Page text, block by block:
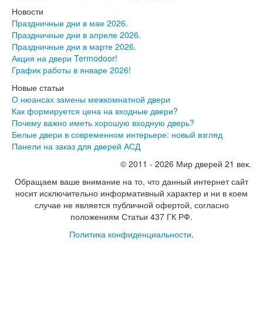
Двери Про
Инвизибл Про
Экошпон Про
Эмаль Про
Двери межкомнатные ВФД
Атум Про ВФД
Бейсик ВФД
Винтер ВФД
Иннова ВФД
Классик Арт ВФД
Эмалекс ВФД
Фурнитура
Фурнитура Adden bau
Фурнитура Bussare
Фурнитура для раздвижных дверей
Новости
Праздничные дни в мае 2026.
Праздничные дни в апреле 2026.
Праздничные дни в марте 2026.
Акция на двери Termodoor!
График работы в январе 2026!
Новые статьи
О нюансах замены межкомнатной двери
Как формируется цена на входные двери?
Почему важно иметь хорошую входную дверь?
Белые двери в современном интерьере: новый взгляд
Панели на заказ для дверей АСД
© 2011 - 2026 Мир дверей 21 век.
Обращаем ваше внимание на то, что данный интернет сайт
носит исключительно информативный характер и ни в коем
случае не является публичной офертой, согласно
положениям Статьи 437 ГК РФ.
Политика конфиденциальности.